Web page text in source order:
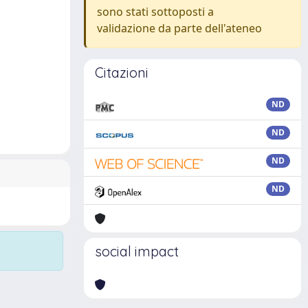
sono stati sottoposti a
validazione da parte dell'ateneo
Citazioni
ND
ND
ND
ND
social impact